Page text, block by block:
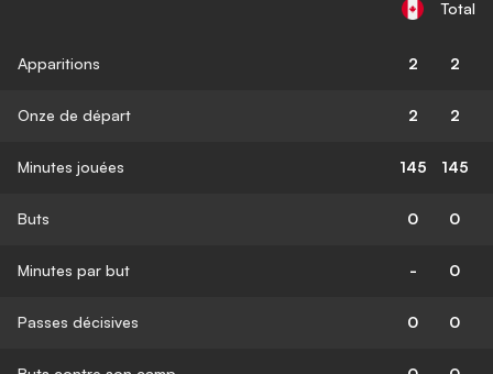
Total
Apparitions 2 2
Onze de départ 2 2
Minutes jouées 145 145
Buts 0 0
Minutes par but - 0
Passes décisives 0 0